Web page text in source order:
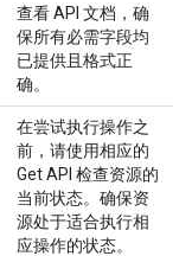
查看 API 文档，确
保所有必需字段均
已提供且格式正
确。
在尝试执行操作之
前，请使用相应的
Get API 检查资源的
当前状态。确保资
源处于适合执行相
应操作的状态。